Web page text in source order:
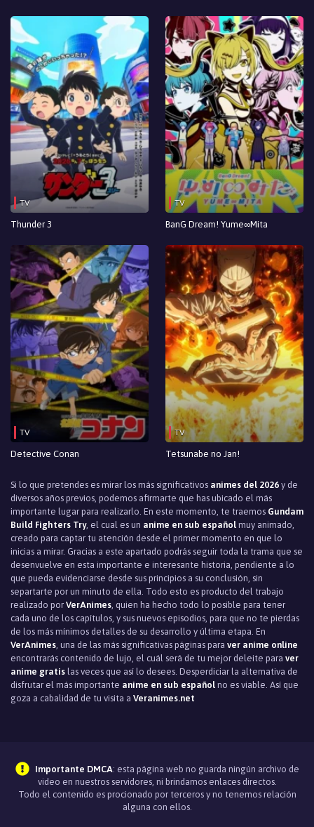
Episodio 9
Episodio 8
Episodio 7
Episodio 6
Episodio 5
Episodio 4
Episodio 3
Episodio 2
Episodio 1
TV
Thunder 3
TV
BanG Dream! Yume∞Mita
TV
Detective Conan
TV
Tetsunabe no Jan!
Si lo que pretendes es mirar los más significativos animes del 2026 y de
diversos años previos, podemos afirmarte que has ubicado el más
importante lugar para realizarlo. En este momento, te traemos Gundam
Build Fighters Try, el cual es un anime en sub español muy animado,
creado para captar tu atención desde el primer momento en que lo
inicias a mirar. Gracias a este apartado podrás seguir toda la trama que se
desenvuelve en esta importante e interesante historia, pendiente a lo
que pueda evidenciarse desde sus principios a su conclusión, sin
separtarte por un minuto de ella. Todo esto es producto del trabajo
realizado por VerAnimes , quien ha hecho todo lo posible para tener
cada uno de los capítulos, y sus nuevos episodios, para que no te pierdas
de los más mínimos detalles de su desarrollo y última etapa. En
VerAnimes , una de las más significativas páginas para ver anime online
encontrarás contenido de lujo, el cuál será de tu mejor deleite para ver
anime gratis las veces que así lo desees. Desperdiciar la alternativa de
disfrutar el más importante anime en sub español no es viable. Así que
goza a cabalidad de tu visita a Veranimes.net
Importante DMCA: esta página web no guarda ningún archivo de
video en nuestros servidores, ni brindamos enlaces directos.
Todo el contenido es procionado por terceros y no tenemos relación
alguna con ellos.